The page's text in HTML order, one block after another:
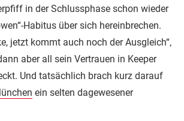
in der Schlussphase schon wieder
Habitus über sich hereinbrechen.
jetzt kommt auch noch der Ausgleich“,
aber all sein Vertrauen in Keeper
Und tatsächlich brach kurz darauf
ein selten dagewesener